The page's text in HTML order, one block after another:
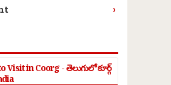
›
Visit in Coorg - తెలుగులో కూర్గ్